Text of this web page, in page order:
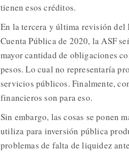
tienen esos créditos.
En la tercera y última revisión
Cuenta Pública de 2020, la ASF
mayor cantidad de obligaciones
pesos. Lo cual no representaría
servicios públicos. Finalmente,
financieros son para eso.
Sin embargo, las cosas se ponen
utiliza para inversión pública
problemas de falta de liquidez